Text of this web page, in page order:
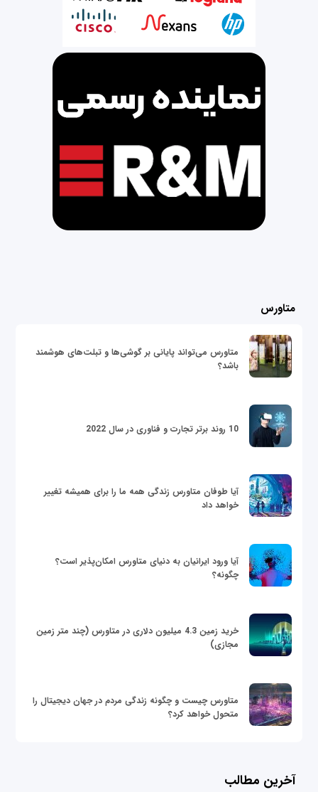
متاورس
متاورس می‌تواند پایانی بر گوشی‌ها و تبلت‌های هوشمند
باشد؟
10 روند برتر تجارت و فناوری در سال 2022
آیا طوفان متاورس زندگی همه ما را برای همیشه تغییر
خواهد داد
آیا ورود ایرانیان به دنیای متاورس امکان‌پذیر است؟
چگونه؟
خرید زمین 4.3 میلیون دلاری در متاورس (چند متر زمین
مجازی)
متاورس چیست و چگونه زندگی مردم در جهان دیجیتال را
متحول خواهد کرد؟
آخرین مطالب